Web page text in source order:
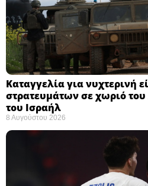
Καταγγελία για νυχτερινή
στρατευμάτων σε χωριό
του Ισραήλ
8 Αυγούστου 2026